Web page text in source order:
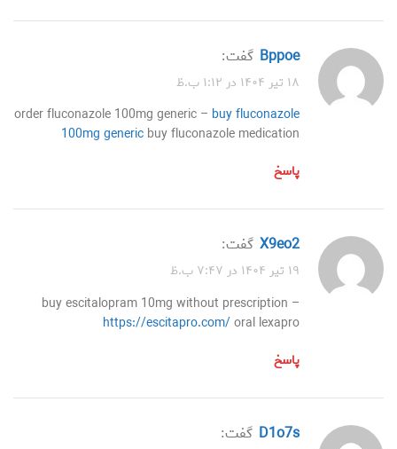
bppoe گفت:
۱۸ تیر ۱۴۰۴ در ۱:۱۲ ب.ظ
order fluconazole 100mg generic – buy fluconazole
100mg generic buy fluconazole medication
پاسخ
x9eo2 گفت:
۱۹ تیر ۱۴۰۴ در ۷:۴۷ ب.ظ
buy escitalopram 10mg without prescription –
https://escitapro.com/oral lexapro
پاسخ
d1o7s گفت: